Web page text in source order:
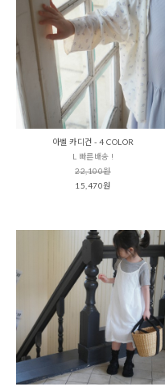
아벨 카디건 - 4 COLOR
L 빠른배송 !
22,100원
15,470원